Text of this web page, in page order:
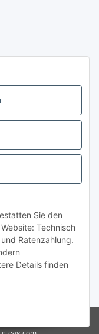
Sie den
Technisch
Ratenzahlung.
Details finden
Uhr | Samstag: 09.00
per E-Mail über
| - ACHTUNG: Bei
Möbelfront ist nicht im